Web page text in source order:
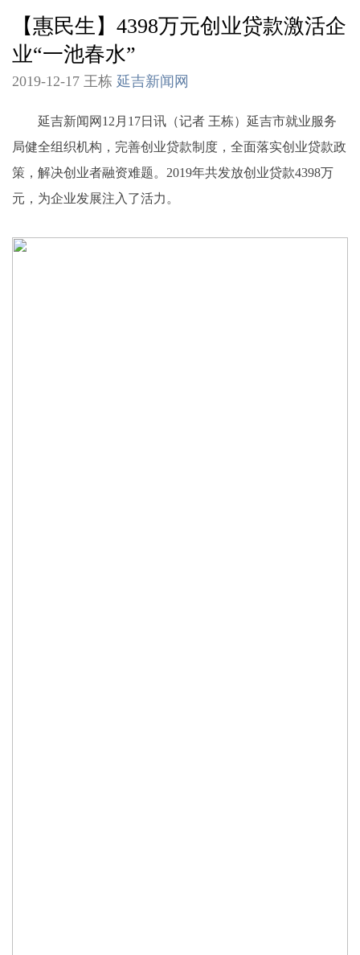
【惠民生】4398万元创业贷款激活企
业“一池春水”
2019-12-17 王栋 延吉新闻网
延吉新闻网12月17日讯（记者 王栋）延吉市就业服务
局健全组织机构，完善创业贷款制度，全面落实创业贷款政
策，解决创业者融资难题。2019年共发放创业贷款4398万
元，为企业发展注入了活力。